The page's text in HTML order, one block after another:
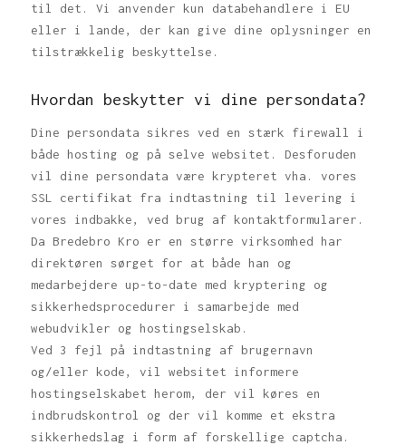
til det. Vi anvender kun databehandlere i EU
eller i lande, der kan give dine oplysninger en
tilstrækkelig beskyttelse.
Hvordan beskytter vi dine persondata?
Dine persondata sikres ved en stærk firewall i
både hosting og på selve websitet. Desforuden
vil dine persondata være krypteret vha. vores
SSL certifikat fra indtastning til levering i
vores indbakke, ved brug af kontaktformularer.
Da Bredebro Kro er en større virksomhed har
direktøren sørget for at både han og
medarbejdere up-to-date med kryptering og
sikkerhedsprocedurer i samarbejde med
webudvikler og hostingselskab.
Ved 3 fejl på indtastning af brugernavn
og/eller kode, vil websitet informere
hostingselskabet herom, der vil køres en
indbrudskontrol og der vil komme et ekstra
sikkerhedslag i form af forskellige captcha.